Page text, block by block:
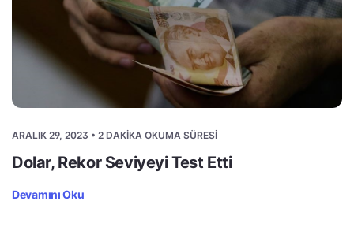
ARALIK 29, 2023 • 2 DAKIKA OKUMA SÜRESI
Dolar, Rekor Seviyeyi Test Etti
Devamını Oku